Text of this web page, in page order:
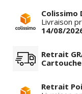
Colissimo
Livraison
14/08/
Retrait
Retrait